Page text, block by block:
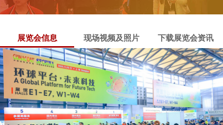
展览会信息 现场视频及照片 下载展览会资讯